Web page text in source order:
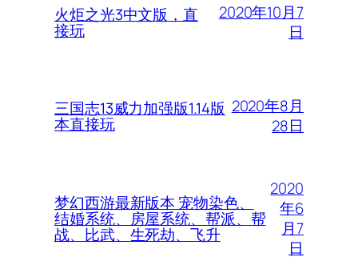
火炬之光3中文版，直
接玩
2020年10月7
日
三国志13威力加强版1.14版
本直接玩
2020年8月
28日
梦幻西游最新版本 宠物染色、
结婚系统、房屋系统、帮派、帮
战、比武、生死劫、飞升
2020
年6
月7
日